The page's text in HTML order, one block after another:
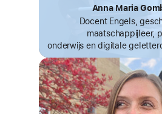
Anna Maria
Docent Engels,
maatschappijleer,
onderwijsen digitale